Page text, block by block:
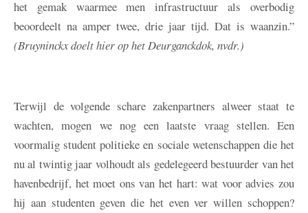
het gemak waarmee men infrastructuur als overbodig
beoordeelt na amper twee, drie jaar tijd. Dat is waanzin.”
(Bruyninckx doelt hier op het Deurganckdok, nvdr.)
Terwijl de volgende schare zakenpartners alweer staat te
wachten, mogen we nog een laatste vraag stellen. Een
voormalig student politieke en sociale wetenschappen die het
nu al twintig jaar volhoudt als gedelegeerd bestuurder van het
havenbedrijf, het moet ons van het hart: wat voor advies zou
hij aan studenten geven die het even ver willen schoppen?